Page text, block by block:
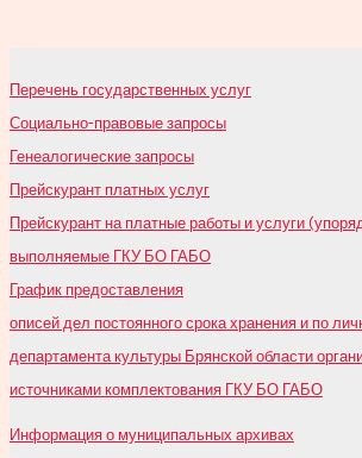
Перечень государственных услуг
Социально-правовые запросы
Генеалогические запросы
Прейскурант платных услуг
Прейскурант на платные работы и услуги
выполняемые ГКУ БО ГАБО
График предоставления
описей дел постоянного срока хранения и по
департамента культуры Брянской области
источниками комплектования ГКУ БО ГАБО
Информация о муниципальных архивах